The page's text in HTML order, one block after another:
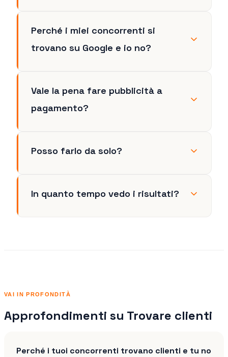
Perché i miei concorrenti si
trovano su Google e io no?
Vale la pena fare pubblicità a
pagamento?
Posso farlo da solo?
In quanto tempo vedo i risultati?
VAI IN PROFONDITÀ
Approfondimenti su Trovare clienti
Perché i tuoi concorrenti trovano clienti e tu no